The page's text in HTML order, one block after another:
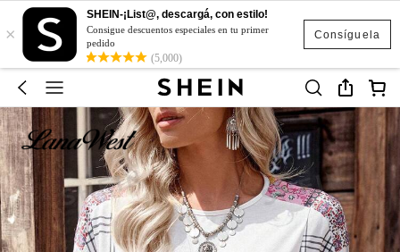
Consíguela
×
SHEIN-¡List@, descargá, con estilo!
Consigue descuentos especiales en tu primer
pedido
(5,000)